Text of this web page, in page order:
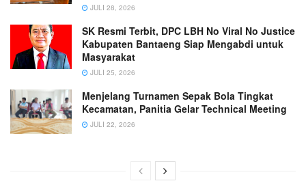
JULI 28, 2026
SK Resmi Terbit, DPC LBH No Viral No Justice
Kabupaten Bantaeng Siap Mengabdi untuk
Masyarakat
JULI 25, 2026
Menjelang Turnamen Sepak Bola Tingkat
Kecamatan, Panitia Gelar Technical Meeting
JULI 22, 2026